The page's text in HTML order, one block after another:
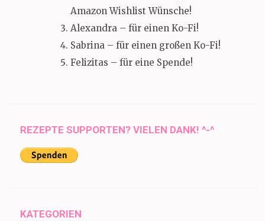
Amazon Wishlist Wünsche!
Alexandra – für einen Ko-Fi!
Sabrina – für einen großen Ko-Fi!
Felizitas – für eine Spende!
REZEPTE SUPPORTEN? VIELEN DANK! ^-^
KATEGORIEN